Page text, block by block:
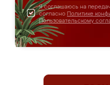
Я соглашаюсь на
согласно Политике
Пользовательскому